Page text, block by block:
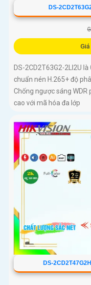
DS-
DS-2CD2T63G2-2LI2U
chuẩn nén H.265+ độ
Chống ngược sáng
cao với mã hóa đa lớp
DS-